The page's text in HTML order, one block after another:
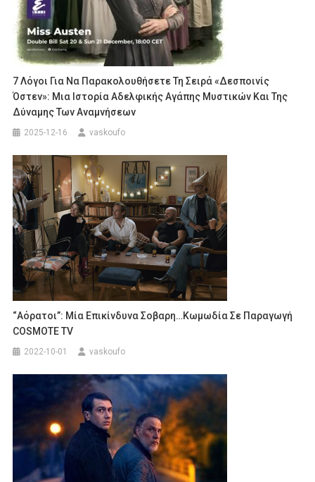
7 Λόγοι Για Να Παρακολουθήσετε Τη Σειρά «Δεσποινίς
Όστεν»: Μια Ιστορία Αδελφικής Αγάπης Μυστικών Και Της
Δύναμης Των Αναμνήσεων
2025-12-16 vaskoufo
“Αόρατοι”: Μία Επικίνδυνα Σοβαρη…κωμωδία Σε Παραγωγή
COSMOTE TV
2022-10-01 vaskoufo